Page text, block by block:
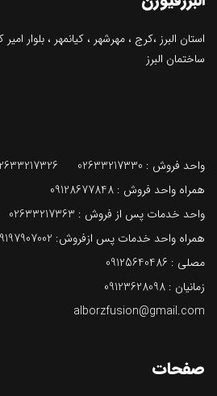
استان البرز ،کرج ، مهرشهر ، کیانمهر ، بلوار
ساختمان البرز
واحد فروش : 02633217330
همراه واحد فروش : 09128677848
واحد خدمات پس از فروش :
02633217363 02633203510
همراه واحد خدمات پس ازفروش: 09197907002
مصلی : 09125640486
زمانیان : 09123628098
alborzfusion@gmail.com
صفحات